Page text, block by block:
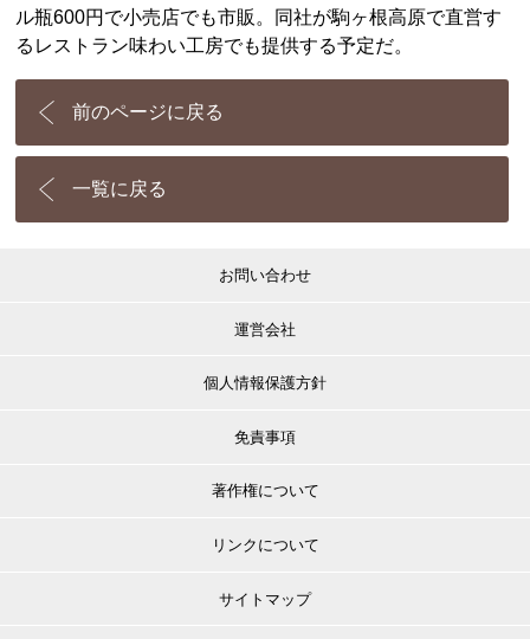
ル瓶600円で小売店でも市販。同社が駒ヶ根高原で直営す
るレストラン味わい工房でも提供する予定だ。
前のページに戻る
一覧に戻る
お問い合わせ
運営会社
個人情報保護方針
免責事項
著作権について
リンクについて
サイトマップ